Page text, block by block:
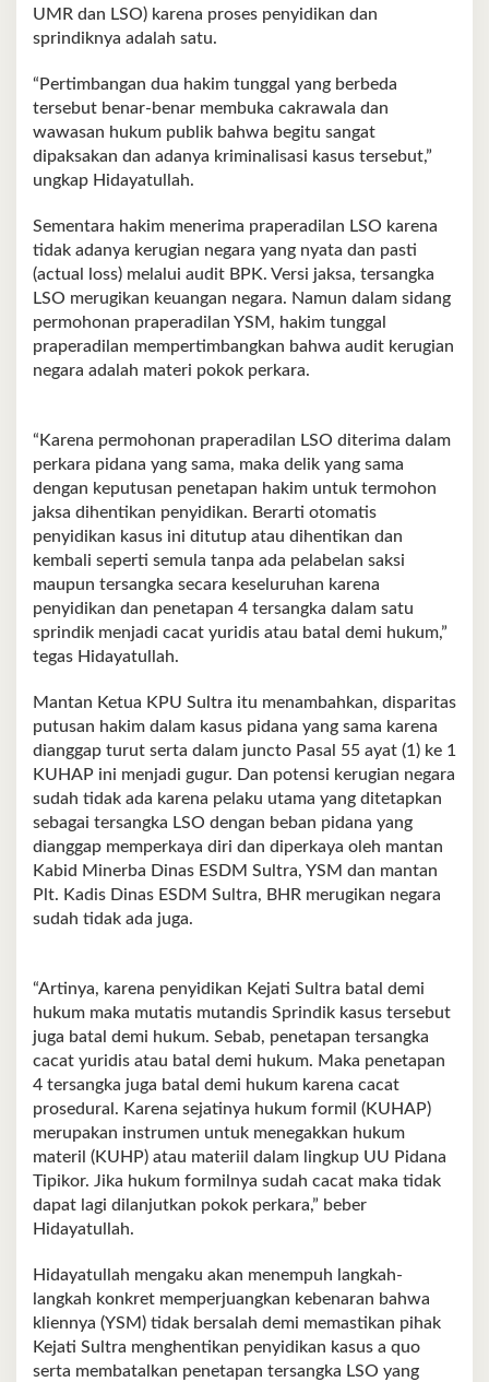
UMR dan LSO) karena proses penyidikan dan
sprindiknya adalah satu.
“Pertimbangan dua hakim tunggal yang berbeda
tersebut benar-benar membuka cakrawala dan
wawasan hukum publik bahwa begitu sangat
dipaksakan dan adanya kriminalisasi kasus tersebut,”
ungkap Hidayatullah.
Sementara hakim menerima praperadilan LSO karena
tidak adanya kerugian negara yang nyata dan pasti
(actual loss) melalui audit BPK. Versi jaksa, tersangka
LSO merugikan keuangan negara. Namun dalam sidang
permohonan praperadilan YSM, hakim tunggal
praperadilan mempertimbangkan bahwa audit kerugian
negara adalah materi pokok perkara.
“Karena permohonan praperadilan LSO diterima dalam
perkara pidana yang sama, maka delik yang sama
dengan keputusan penetapan hakim untuk termohon
jaksa dihentikan penyidikan. Berarti otomatis
penyidikan kasus ini ditutup atau dihentikan dan
kembali seperti semula tanpa ada pelabelan saksi
maupun tersangka secara keseluruhan karena
penyidikan dan penetapan 4 tersangka dalam satu
sprindik menjadi cacat yuridis atau batal demi hukum,”
tegas Hidayatullah.
Mantan Ketua KPU Sultra itu menambahkan, disparitas
putusan hakim dalam kasus pidana yang sama karena
dianggap turut serta dalam juncto Pasal 55 ayat (1) ke 1
KUHAP ini menjadi gugur. Dan potensi kerugian negara
sudah tidak ada karena pelaku utama yang ditetapkan
sebagai tersangka LSO dengan beban pidana yang
dianggap memperkaya diri dan diperkaya oleh mantan
Kabid Minerba Dinas ESDM Sultra, YSM dan mantan
Plt. Kadis Dinas ESDM Sultra, BHR merugikan negara
sudah tidak ada juga.
“Artinya, karena penyidikan Kejati Sultra batal demi
hukum maka mutatis mutandis Sprindik kasus tersebut
juga batal demi hukum. Sebab, penetapan tersangka
cacat yuridis atau batal demi hukum. Maka penetapan
4 tersangka juga batal demi hukum karena cacat
prosedural. Karena sejatinya hukum formil (KUHAP)
merupakan instrumen untuk menegakkan hukum
materil (KUHP) atau materiil dalam lingkup UU Pidana
Tipikor. Jika hukum formilnya sudah cacat maka tidak
dapat lagi dilanjutkan pokok perkara,” beber
Hidayatullah.
Hidayatullah mengaku akan menempuh langkah-
langkah konkret memperjuangkan kebenaran bahwa
kliennya (YSM) tidak bersalah demi memastikan pihak
Kejati Sultra menghentikan penyidikan kasus a quo
serta membatalkan penetapan tersangka LSO yang